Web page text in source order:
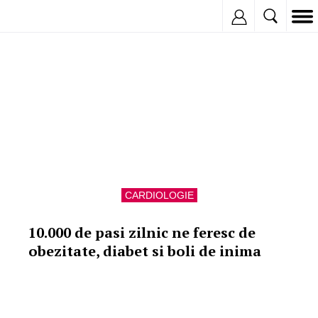
CARDIOLOGIE
10.000 de pasi zilnic ne feresc de
obezitate, diabet si boli de inima